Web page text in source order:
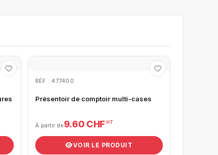
RÉF : 477400
Présentoir de comptoir multi-cases
À partir de9.60 CHF HT
VOIR LE PRODUIT